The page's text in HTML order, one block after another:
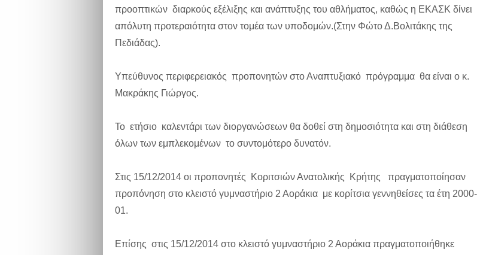
προοπτικών διαρκούς εξέλιξης και ανάπτυξης του αθλήματος, καθώς η ΕΚΑΣΚ δίνει
απόλυτη προτεραιότητα στον τομέα των υποδομών.(Στην Φώτο Δ.Βολιτάκης της
Πεδιάδας).
Υπεύθυνος περιφερειακός προπονητών στο Αναπτυξιακό πρόγραμμα θα είναι ο κ.
Μακράκης Γιώργος.
Το ετήσιο καλεντάρι των διοργανώσεων θα δοθεί στη δημοσιότητα και στη διάθεση
όλων των εμπλεκομένων το συντομότερο δυνατόν.
Στις 15/12/2014 οι προπονητές Κοριτσιών Ανατολικής Κρήτης πραγματοποίησαν
προπόνηση στο κλειστό γυμναστήριο 2 Αοράκια με κορίτσια γεννηθείσες τα έτη 2000-
01.
Επίσης στις 15/12/2014 στο κλειστό γυμναστήριο 2 Αοράκια πραγματοποιήθηκε